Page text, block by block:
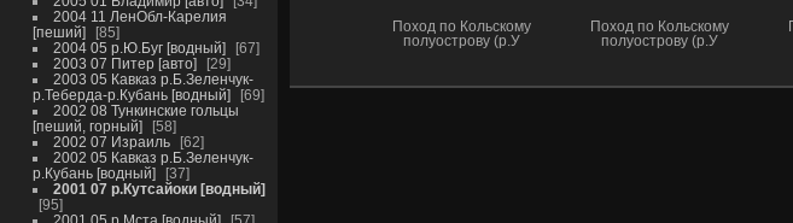
2004 11 ЛенОбл-Карелия
[пеший]
85
2004 05 р.Ю.Буг [водный]
67
2003 07 Питер [авто]
29
2003 05 Кавказ р.Б.Зеленчук-
р.Теберда-р.Кубань [водный]
69
2002 08 Тункинские гольцы
[пеший, горный]
58
2002 07 Израиль
62
2002 05 Кавказ р.Б.Зеленчук-
р.Кубань [водный]
37
2001 07 р.Кутсайоки [водный]
95
Поход по Кольскому
полуострову (р.У
Поход по Кольскому
полуострову (р.У